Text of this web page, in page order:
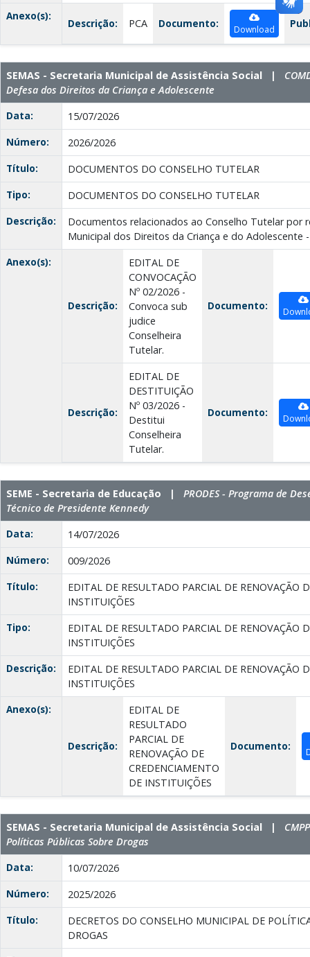
Anexo(s):
Descrição: PCA Documento: Download
SEMAS - Secretaria Municipal de Assistência Social |
Defesa dos Direitos da Criança e Adolescente
Data:
15/07/2026
Número:
2026/2026
Título:
DOCUMENTOS DO CONSELHO TUTELAR
Tipo:
DOCUMENTOS DO CONSELHO TUTELAR
Descrição:
Documentos relacionados ao Conselho Tutelar por
Municipal dos Direitos da Criança e do Adolescente
Anexo(s):
Descrição:
EDITAL DE
CONVOCAÇÃO
Nº 02/2026 -
Convoca sub
judice
Conselheira
Tutelar.
Documento:
Descrição:
EDITAL DE
DESTITUIÇÃO
Nº 03/2026 -
Destitui
Conselheira
Tutelar.
Documento:
SEME - Secretaria de Educação | PRODES - Programa de
Técnico de Presidente Kennedy
Data:
14/07/2026
Número:
009/2026
Título:
EDITAL DE RESULTADO PARCIAL DE RENOVAÇÃO
INSTITUIÇÕES
Tipo:
EDITAL DE RESULTADO PARCIAL DE RENOVAÇÃO
INSTITUIÇÕES
Descrição:
EDITAL DE RESULTADO PARCIAL DE RENOVAÇÃO
INSTITUIÇÕES
Anexo(s):
Descrição:
EDITAL DE
RESULTADO
PARCIAL DE
RENOVAÇÃO DE
CREDENCIAMENTO
DE INSTITUIÇÕES
Documento:
SEMAS - Secretaria Municipal de Assistência Social |
Políticas Públicas Sobre Drogas
Data:
10/07/2026
Número:
2025/2026
Título:
DECRETOS DO CONSELHO MUNICIPAL DE
DROGAS